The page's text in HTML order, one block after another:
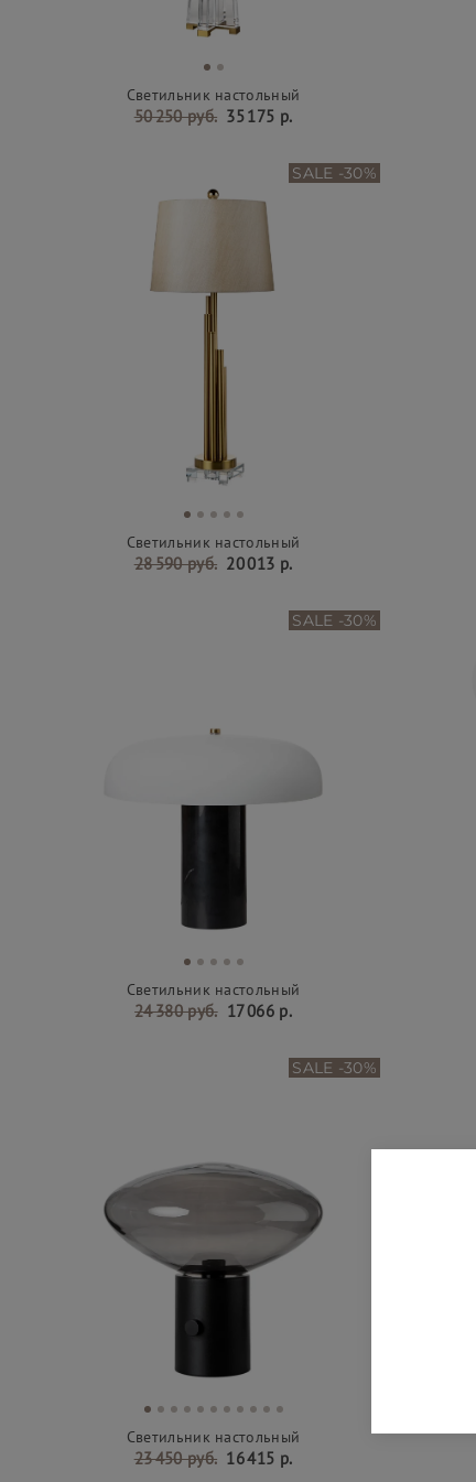
Светильник настольный
50 250 руб. 35 175 р.
Светильник настольный
28 590 руб. 20 013 р.
SALE -30%
Светильник настольный
24 380 руб. 17 066 р.
SALE -30%
Светильник настольный
23 450 руб. 16 415 р.
SALE -30%